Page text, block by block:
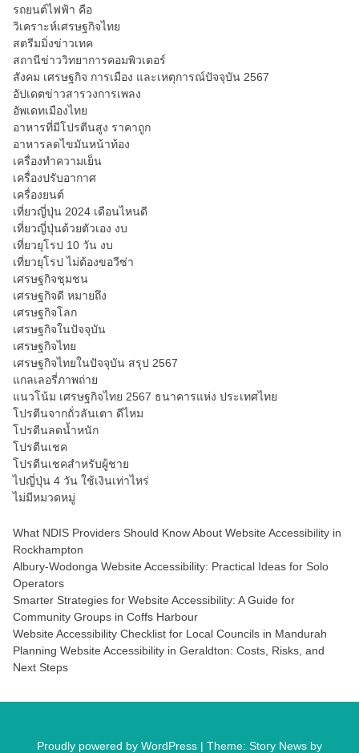
รถยนต์ไฟฟ้า คือ
วิเคราะห์เศรษฐกิจไทย
สตรีมมิ่งข่าวเทค
สถานีข่าววิทยาการคอมพิวเตอร์
สังคม เศรษฐกิจ การเมือง และเหตุการณ์ปัจจุบัน 2567
อัปเดตข่าวสารวงการเพลง
อัพเดทเมืองไทย
อาหารที่มีโปรตีนสูง ราคาถูก
อาหารลดไขมันหน้าท้อง
เครื่องทำความเย็น
เครื่องปรับอากาศ
เครื่องยนต์
เที่ยวญี่ปุ่น 2024 เดือนไหนดี
เที่ยวญี่ปุ่นด้วยตัวเอง งบ
เที่ยวยุโรป 10 วัน งบ
เที่ยวยุโรป ไม่ต้องขอวีซ่า
เศรษฐกิจชุมชน
เศรษฐกิจดี หมายถึง
เศรษฐกิจโลก
เศรษฐกิจในปัจจุบัน
เศรษฐกิจไทย
เศรษฐกิจไทยในปัจจุบัน สรุป 2567
แกลเลอรี่ภาพถ่าย
แนวโน้ม เศรษฐกิจไทย 2567 ธนาคารแห่ง ประเทศไทย
โปรตีนจากถั่วลันเตา ดีไหม
โปรตีนลดน้ำหนัก
โปรตีนเชค
โปรตีนเชคสำหรับผู้ชาย
ไปญี่ปุ่น 4 วัน ใช้เงินเท่าไหร่
ไม่มีหมวดหมู่
What NDIS Providers Should Know About Website Accessibility in
Rockhampton
Albury-Wodonga Website Accessibility: Practical Ideas for Solo
Operators
Smarter Strategies for Website Accessibility: A Guide for
Community Groups in Coffs Harbour
Website Accessibility Checklist for Local Councils in Mandurah
Planning Website Accessibility in Geraldton: Costs, Risks, and
Next Steps
Proudly powered by WordPress | Theme: Story News by